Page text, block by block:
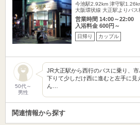
今池駅2.92km 津守駅
大阪環状線 大正駅よりバス
営業時間 14:00～22:00
入浴料金 600円～
日帰り カップル
50代～
男性
JR大正駅から西行のバスに乗り、
下りて少しだけ西に進むと左手に見
ん…
関連情報から探す